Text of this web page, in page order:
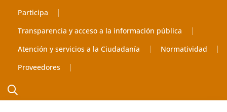
Participa
Transparencia y acceso a la información pública
Atención y servicios a la Ciudadanía
Normatividad
Proveedores